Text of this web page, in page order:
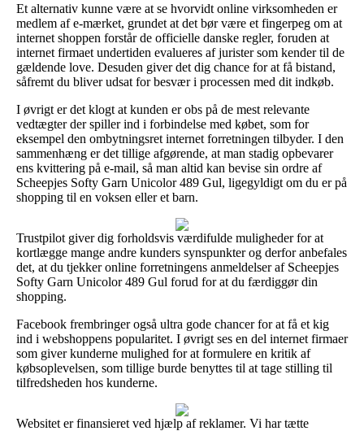
Et alternativ kunne være at se hvorvidt online virksomheden er
medlem af e-mærket, grundet at det bør være et fingerpeg om at
internet shoppen forstår de officielle danske regler, foruden at
internet firmaet undertiden evalueres af jurister som kender til de
gældende love. Desuden giver det dig chance for at få bistand,
såfremt du bliver udsat for besvær i processen med dit indkøb.
I øvrigt er det klogt at kunden er obs på de mest relevante
vedtægter der spiller ind i forbindelse med købet, som for
eksempel den ombytningsret internet forretningen tilbyder. I den
sammenhæng er det tillige afgørende, at man stadig opbevarer
ens kvittering på e-mail, så man altid kan bevise sin ordre af
Scheepjes Softy Garn Unicolor 489 Gul, ligegyldigt om du er på
shopping til en voksen eller et barn.
Trustpilot giver dig forholdsvis værdifulde muligheder for at
kortlægge mange andre kunders synspunkter og derfor anbefales
det, at du tjekker online forretningens anmeldelser af Scheepjes
Softy Garn Unicolor 489 Gul forud for at du færdiggør din
shopping.
Facebook frembringer også ultra gode chancer for at få et kig
ind i webshoppens popularitet. I øvrigt ses en del internet firmaer
som giver kunderne mulighed for at formulere en kritik af
købsoplevelsen, som tillige burde benyttes til at tage stilling til
tilfredsheden hos kunderne.
Websitet er finansieret ved hjælp af reklamer. Vi har tætte